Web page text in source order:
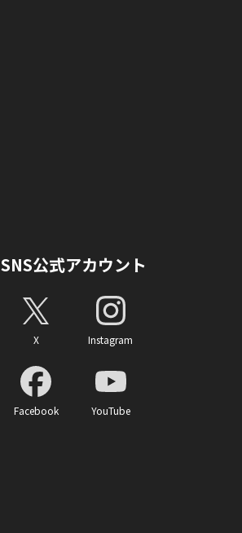
SNS公式アカウント
X Instagram
Facebook YouTube